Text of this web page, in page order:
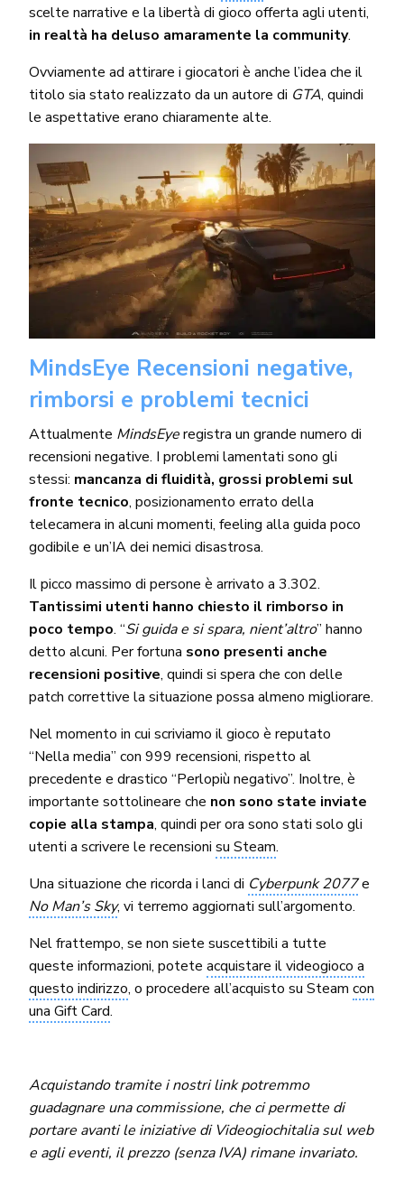
scelte narrative e la libertà di gioco offerta agli utenti,
in realtà ha deluso amaramente la community.
Ovviamente ad attirare i giocatori è anche l’idea che il
titolo sia stato realizzato da un autore di GTA, quindi
le aspettative erano chiaramente alte.
MindsEye Recensioni negative,
rimborsi e problemi tecnici
Attualmente MindsEyeregistra un grande numero di
recensioni negative. I problemi lamentati sono gli
stessi: mancanza di fluidità, grossi problemi sul
fronte tecnico, posizionamento errato della
telecamera in alcuni momenti, feeling alla guida poco
godibile e un’IA dei nemici disastrosa.
Il picco massimo di persone è arrivato a 3.302.
Tantissimi utenti hanno chiesto il rimborso in
poco tempo. “Si guida e si spara, nient’altro” hanno
detto alcuni. Per fortuna sono presenti anche
recensioni positive, quindi si spera che con delle
patch correttive la situazione possa almeno migliorare.
Nel momento in cui scriviamo il gioco è reputato
“Nella media” con 999 recensioni, rispetto al
precedente e drastico “Perlopiù negativo”. Inoltre, è
importante sottolineare che non sono state inviate
copie alla stampa, quindi per ora sono stati solo gli
utenti a scrivere le recensionisu Steam.
Una situazione che ricorda i lanci di Cyberpunk 2077e
No Man’s Sky, vi terremo aggiornati sull’argomento.
Nel frattempo, se non siete suscettibili a tutte
queste informazioni, poteteacquistare il videogioco a
questo indirizzo, o procedere all’acquisto su Steamcon
una Gift Card.
Acquistando tramite i nostri link potremmo
guadagnare una commissione, che ci permette di
portare avanti le iniziative di Videogiochitalia sul web
e agli eventi, il prezzo (senza IVA) rimane invariato.